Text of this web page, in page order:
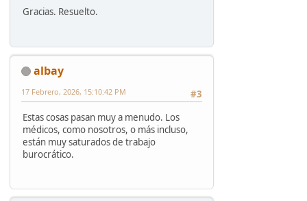
Gracias. Resuelto.
albay
#3
17 Febrero, 2026, 15:10:42 PM
Estas cosas pasan muy a menudo. Los
médicos, como nosotros, o más incluso,
están muy saturados de trabajo
burocrático.